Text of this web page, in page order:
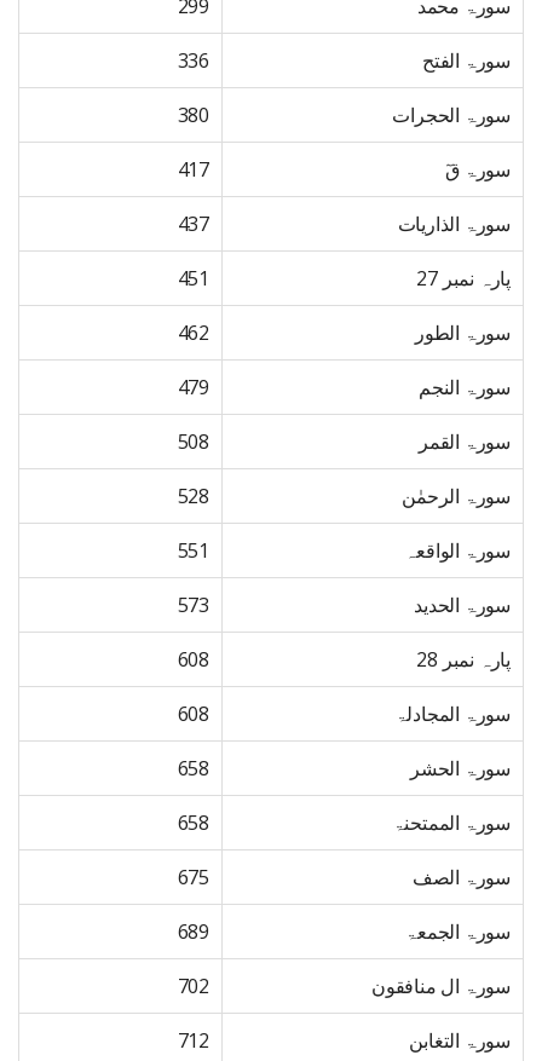
سورۃ محمد 299
سورۃ الفتح 336
سورۃ الحجرات 380
سورۃ قٓ 417
سورۃ الذاریات 437
پارہ نمبر 27 451
سورۃ الطور 462
سورۃ النجم 479
سورۃ القمر 508
سورۃ الرحمٰن 528
سورۃ الواقعہ 551
سورۃ الحدید 573
پارہ نمبر 28 608
سورۃ المجادلۃ 608
سورۃ الحشر 658
سورۃ الممتحنۃ 658
سورۃ الصف 675
سورۃ الجمعۃ 689
سورۃ ال منافقون 702
سورۃ التغابن 712